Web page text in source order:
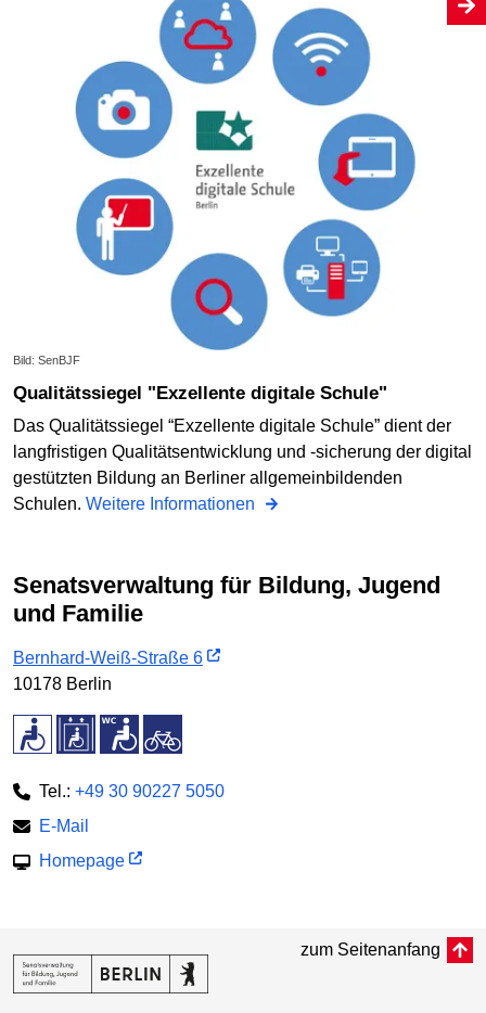
Bild: SenBJF
Qualitätssiegel "Exzellente digitale Schule"
Das Qualitätssiegel “Exzellente digitale Schule” dient der
langfristigen Qualitätsentwicklung und -sicherung der digital
gestützten Bildung an Berliner allgemeinbildenden
Schulen. Weitere Informationen
Senatsverwaltung für Bildung, Jugend
und Familie
Bernhard-Weiß-Straße 6
10178 Berlin
Tel.: +49 30 90227 5050
E-Mail
Homepage
zum Seitenanfang